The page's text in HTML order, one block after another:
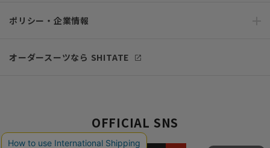
ポリシー・企業情報
オーダースーツなら SHITATE
OFFICIAL SNS